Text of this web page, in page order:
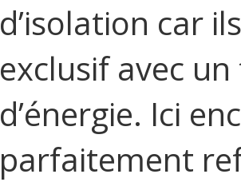
d’isolation car
exclusif avec
d’énergie. Ici
parfaitement